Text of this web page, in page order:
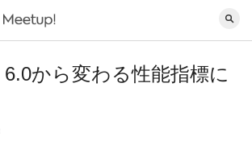
6.0から変わる性能指標に